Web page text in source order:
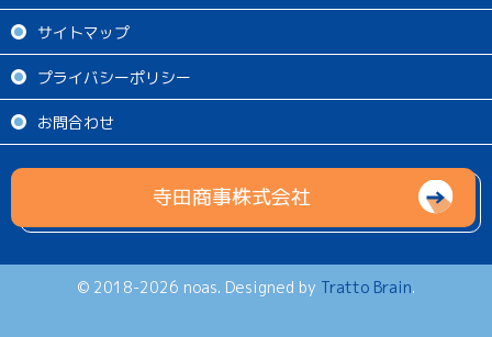
サイトマップ
プライバシーポリシー
お問合わせ
寺田商事株式会社
© 2018-2026 noas. Designed by Tratto Brain.